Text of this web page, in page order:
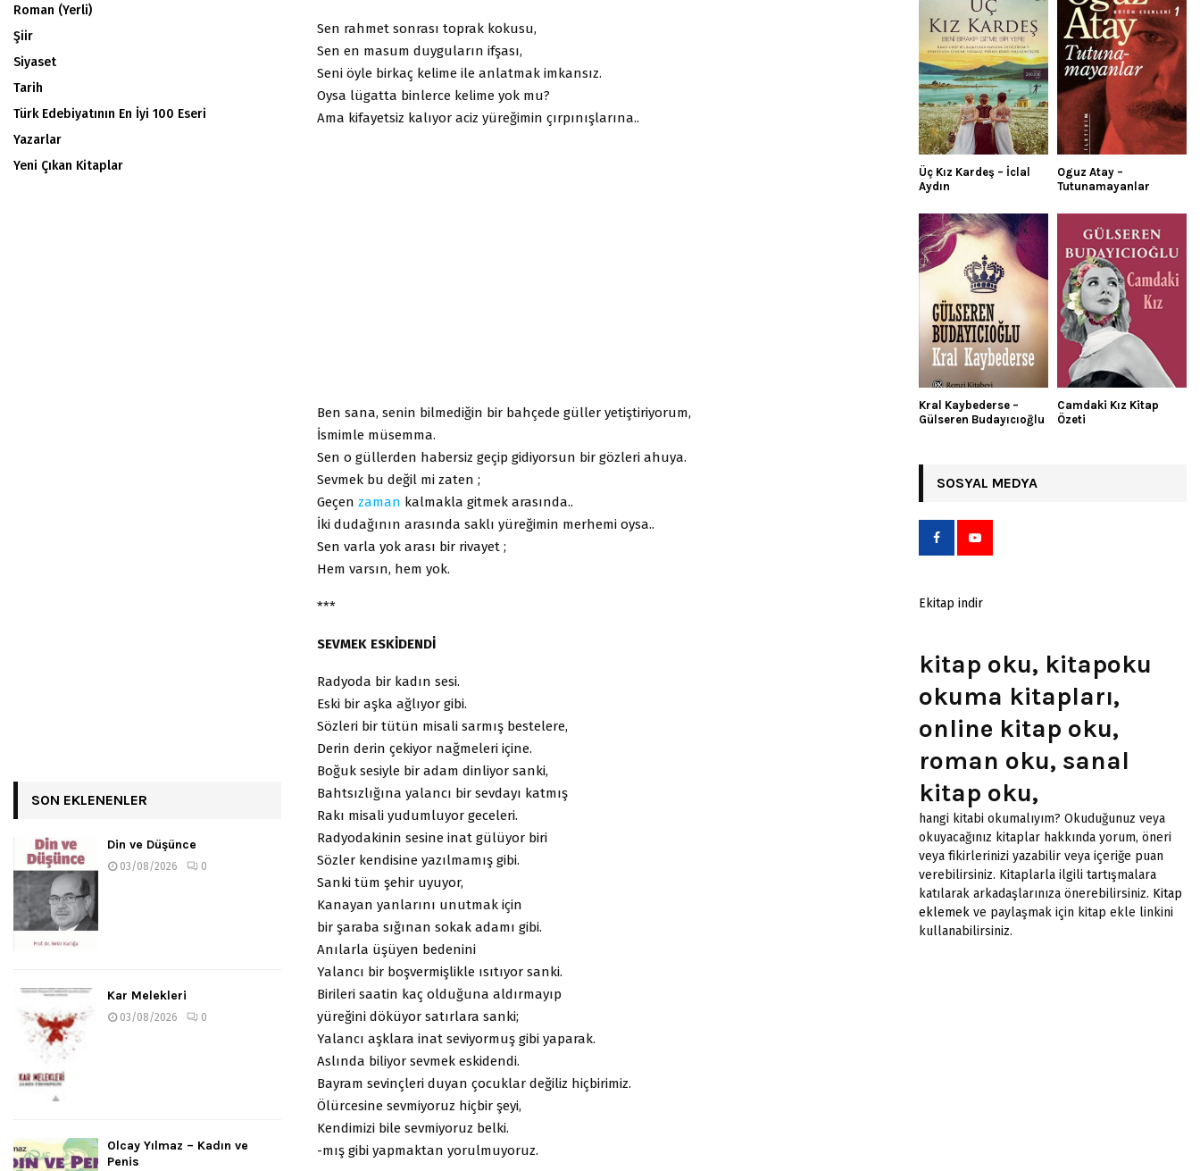
Sen rahmet sonrası toprak kokusu,
Sen en masum duyguların ifşası,
Seni öyle birkaç kelime ile anlatmak imkansız.
Oysa lügatta binlerce kelime yok mu?
Ama kifayetsiz kalıyor aciz yüreğimin çırpınışlarına..
Ben sana, senin bilmediğin bir bahçede güller yetiştiriyorum,
İsmimle müsemma.
Sen o güllerden habersiz geçip gidiyorsun bir gözleri ahuya.
Sevmek bu değil mi zaten ;
Geçen zaman kalmakla gitmek arasında..
İki dudağının arasında saklı yüreğimin merhemi oysa..
Sen varla yok arası bir rivayet ;
Hem varsın, hem yok.
***
SEVMEK ESKİDENDİ
Radyoda bir kadın sesi.
Eski bir aşka ağlıyor gibi.
Sözleri bir tütün misali sarmış bestelere,
Derin derin çekiyor nağmeleri içine.
Boğuk sesiyle bir adam dinliyor sanki,
Bahtsızlığına yalancı bir sevdayı katmış
Rakı misali yudumluyor geceleri.
Radyodakinin sesine inat gülüyor biri
Sözler kendisine yazılmamış gibi.
Sanki tüm şehir uyuyor,
Kanayan yanlarını unutmak için
bir şaraba sığınan sokak adamı gibi.
Anılarla üşüyen bedenini
Yalancı bir boşvermişlikle ısıtıyor sanki.
Birileri saatin kaç olduğuna aldırmayıp
yüreğini döküyor satırlara sanki;
Yalancı aşklara inat seviyormuş gibi yaparak.
Aslında biliyor sevmek eskidendi.
Bayram sevinçleri duyan çocuklar değiliz hiçbirimiz.
Ölürcesine sevmiyoruz hiçbir şeyi,
Kendimizi bile sevmiyoruz belki.
-mış gibi yapmaktan yorulmuyoruz.
Roman (Yerli)
Şiir
Siyaset
Tarih
Türk Edebiyatının En İyi 100 Eseri
Yazarlar
Yeni Çıkan Kitaplar
SON EKLENENLER
Din ve Düşünce
03/08/2026 0
Kar Melekleri
03/08/2026 0
Olcay Yılmaz – Kadın ve
Penis
Üç Kız Kardeş – İclal
Aydın
Oguz Atay –
Tutunamayanlar
Kral Kaybederse –
Gülseren Budayıcıoğlu
Camdaki Kız Kitap
Özeti
SOSYAL MEDYA
Ekitap indir
kitap oku, kitapoku
okuma kitapları,
online kitap oku,
roman oku, sanal
kitap oku,
hangi kitabi okumalıyım? Okuduğunuz veya
okuyacağınız kitaplar hakkında yorum, öneri
veya fikirlerinizi yazabilir veya içeriğe puan
verebilirsiniz. Kitaplarla ilgili tartışmalara
katılarak arkadaşlarınıza önerebilirsiniz. Kitap
eklemek ve paylaşmak için kitap ekle linkini
kullanabilirsiniz.